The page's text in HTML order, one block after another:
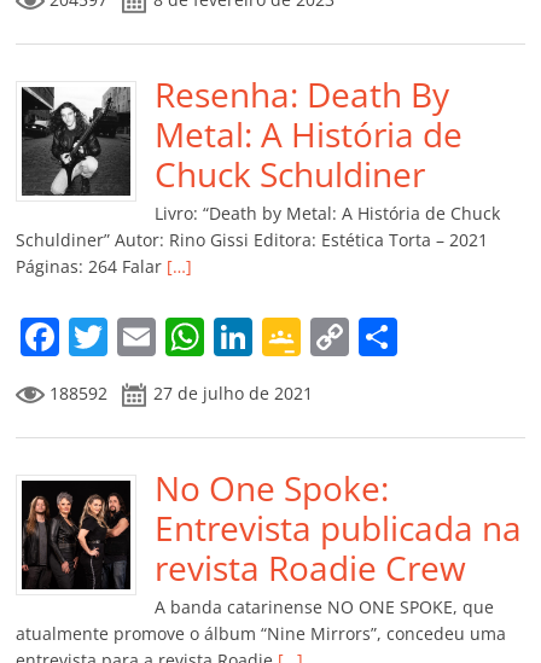
c
e
b
o
o
k
itt
er
ai
l
at
s
A
p
p
k
e
dI
n
o
gl
e
Cl
a
ss
ro
m
y
Li
n
k
p
ar
til
h
ar
Resenha: Death By
Metal: A História de
Chuck Schuldiner
Livro: “Death by Metal: A História de Chuck
Schuldiner” Autor: Rino Gissi Editora: Estética Torta – 2021
Páginas: 264 Falar […]
F
a
c
e
b
o
o
k
T
w
itt
er
E
m
ai
l
W
h
at
s
A
p
p
Li
n
k
e
dI
n
G
o
o
gl
e
Cl
a
ss
ro
C
y
Li
n
k
p
til
h
ar
188592 27 de julho de 2021
No One Spoke:
Entrevista publicada na
revista Roadie Crew
A banda catarinense NO ONE SPOKE, que
atualmente promove o álbum “Nine Mirrors”, concedeu uma